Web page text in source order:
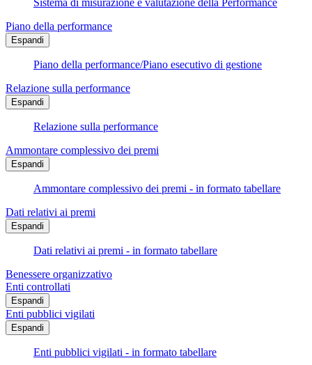
Sistema di misurazione e valutazione della Performance
Piano della performance
Espandi
Piano della performance/Piano esecutivo di gestione
Relazione sulla performance
Espandi
Relazione sulla performance
Ammontare complessivo dei premi
Espandi
Ammontare complessivo dei premi - in formato tabellare
Dati relativi ai premi
Espandi
Dati relativi ai premi - in formato tabellare
Benessere organizzativo
Enti controllati
Espandi
Enti pubblici vigilati
Espandi
Enti pubblici vigilati - in formato tabellare